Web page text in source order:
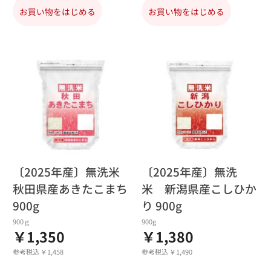
お買い物をはじめる お買い物をはじめる
〔2025年産〕無洗米
秋田県産あきたこまち
900g
900ｇ
￥1,350
参考税込 ￥1,458
〔2025年産〕無洗
米 新潟県産こしひか
り 900g
900g
￥1,380
参考税込 ￥1,490